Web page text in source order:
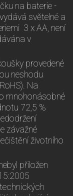
na baterie -
světelné a
3 x AA, není
v
provedené
neshodu
Na
mnohonásobné
72,5 %
závažné
životního
přiložen